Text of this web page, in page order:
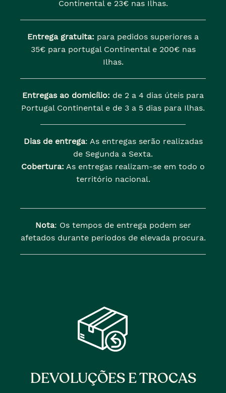
Continental e 23€ nas Ilhas.
Entrega gratuita: para pedidos superiores a
35€ para portugal Continental e 200€ nas
Ilhas.
Entregas ao domicílio: de 2 a 4 dias úteis para
Portugal Continental e de 3 a 5 dias para Ilhas.
Dias de entrega: As entregas serão realizadas
de Segunda a Sexta.
Cobertura: As entregas realizam-se em todo o
território nacional.
Nota: Os tempos de entrega podem ser
afetados durante periodos de elevada procura.
DEVOLUÇÕES E TROCAS